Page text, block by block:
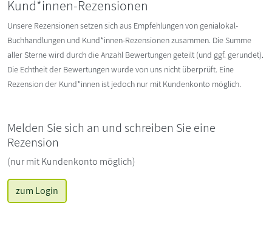
Kund*innen-Rezensionen
Unsere Rezensionen setzen sich aus Empfehlungen von genialokal-
Buchhandlungen und Kund*innen-Rezensionen zusammen. Die Summe
aller Sterne wird durch die Anzahl Bewertungen geteilt (und ggf. gerundet).
Die Echtheit der Bewertungen wurde von uns nicht überprüft. Eine
Rezension der Kund*innen ist jedoch nur mit Kundenkonto möglich.
Melden Sie sich an und schreiben Sie eine
Rezension
(nur mit Kundenkonto möglich)
zum Login